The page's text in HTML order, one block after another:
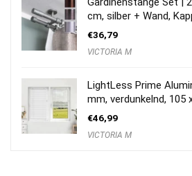
cm, silber + Wand,
€36,79
VICTORIA M
LightLess Prime
mm, verdunkelnd,
€46,99
VICTORIA M